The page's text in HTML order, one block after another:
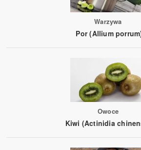
Warzywa
Por (Allium
Owoce
Kiwi (Actinidia